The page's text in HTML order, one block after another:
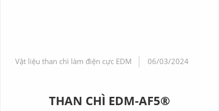
Vật liệu than chì làm điện cực EDM 06/03/2024
THAN CHÌ EDM-AF5®